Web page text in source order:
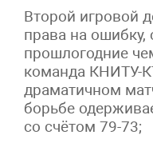
Второй игровой
права на ошибку,
прошлогодние
команда КНИТУ-
драматичном
борьбе
со счётом 79-73;